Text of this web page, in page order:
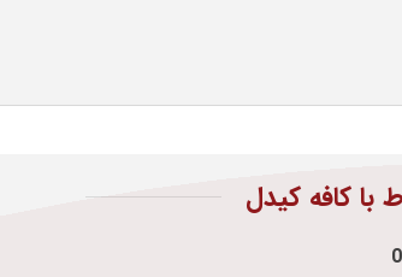
با کافه کیدل